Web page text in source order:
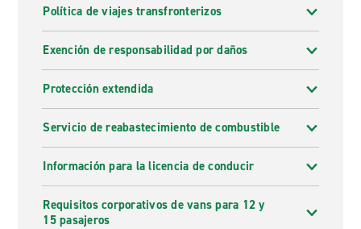
Política de viajes transfronterizos
Exención de responsabilidad por daños
Protección extendida
Servicio de reabastecimiento de combustible
Información para la licencia de conducir
Requisitos corporativos de vans para 12 y
15 pasajeros